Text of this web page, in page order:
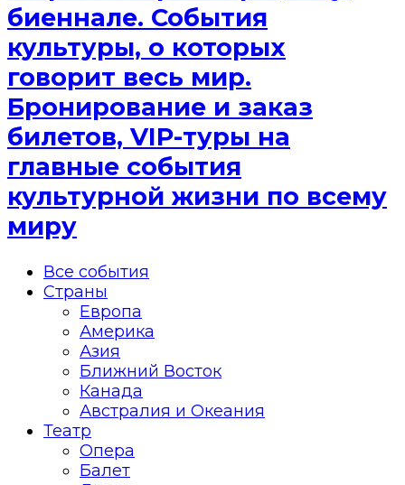
биеннале. События
культуры, о которых
говорит весь мир.
Бронирование и заказ
билетов, VIP-туры на
главные события
культурной жизни по всему
миру
Все события
Страны
Европа
Америка
Азия
Ближний Восток
Канада
Австралия и Океания
Театр
Опера
Балет